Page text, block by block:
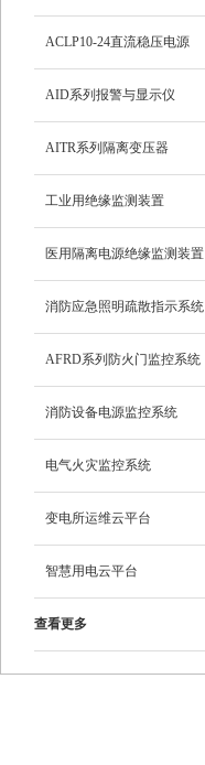
ACLP10-24直流稳压电源
AID系列报警与显示仪
AITR系列隔离变压器
工业用绝缘监测装置
医用隔离电源绝缘监测装置
消防应急照明疏散指示系统
AFRD系列防火门监控系统
消防设备电源监控系统
电气火灾监控系统
变电所运维云平台
智慧用电云平台
查看更多